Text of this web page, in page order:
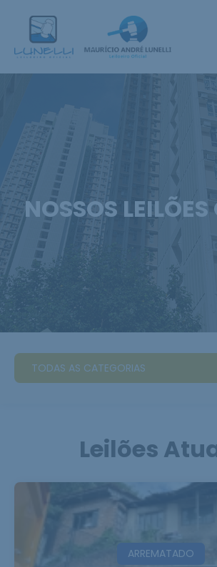
NOSSOS
Leilões
ARREMATADO